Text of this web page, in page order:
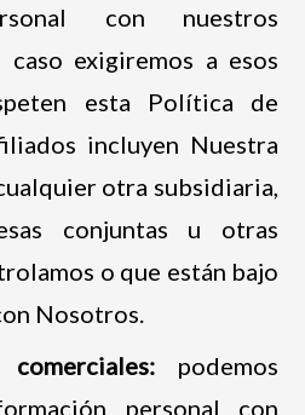
con nuestros
exigiremos a esos
esta Política de
incluyen Nuestra
otra subsidiaria,
conjuntas u otras
o que están bajo
Nosotros.
podemos
personal con